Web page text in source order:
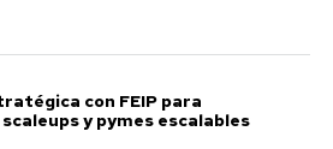
con FEIP para
y pymes escalables